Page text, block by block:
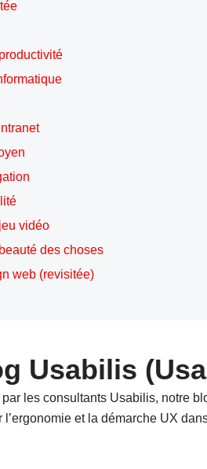
vidéo
des choses
web (revisitée)
Usabilis
les consultants Usabilis, notre
l’ergonomie et la démarche UX